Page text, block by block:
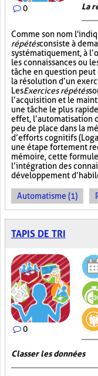
0 La
Comme son nom
répétésconsiste à
systématiquement, à
les connaissances ou
tâche en question peut
la résolution d’un
LesExercices répétés
l’acquisition et le
une tâche le plus
effet, l’automatisation
peu de place dans la
d’efforts cognitifs
une étape fortement
mémoire, cette
l’intégration des
développement
Automatisme (1)
TAPIS DE TRI
0
Classer les données